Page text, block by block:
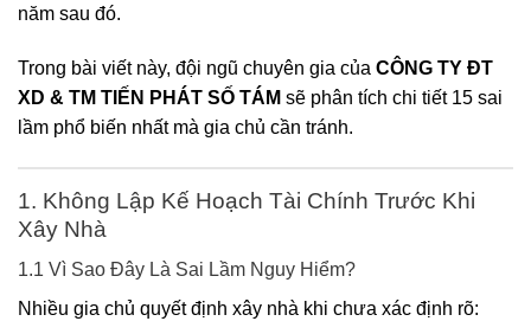
năm sau đó.
Trong bài viết này, đội ngũ chuyên gia của CÔNG TY ĐT
XD & TM TIẾN PHÁT SỐ TÁM sẽ phân tích chi tiết 15 sai
lầm phổ biến nhất mà gia chủ cần tránh.
1. Không Lập Kế Hoạch Tài Chính Trước Khi
Xây Nhà
1.1 Vì Sao Đây Là Sai Lầm Nguy Hiểm?
Nhiều gia chủ quyết định xây nhà khi chưa xác định rõ: